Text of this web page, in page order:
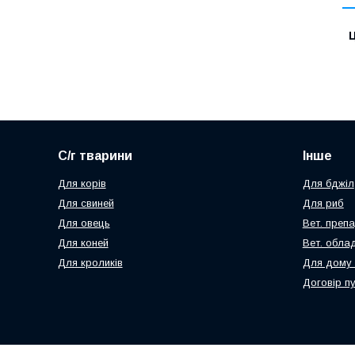
С/г тварини
Для корів
Для свиней
Для овець
Для коней
Для кроликів
Інше
Для бджіл
Для риб
Вет.
Вет.
Для дому
Договір